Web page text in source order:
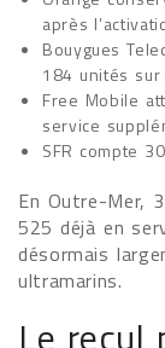
après
Bouygues
184 unités
Free Mobile
service
SFR compte
En Outre-Mer,
525 déjà en
désormais
ultramarins.